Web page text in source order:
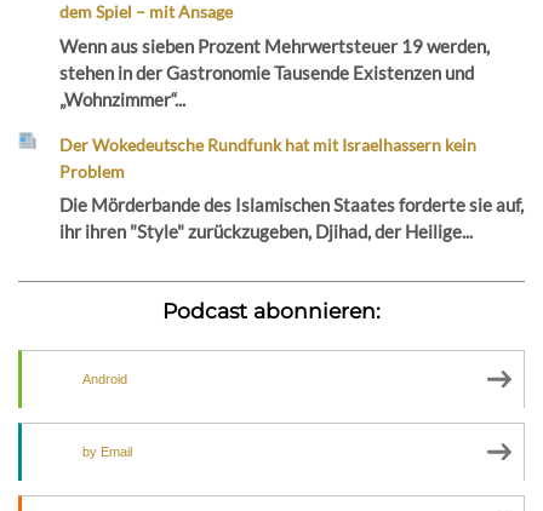
dem Spiel – mit Ansage
Wenn aus sieben Prozent Mehrwertsteuer 19 werden,
stehen in der Gastronomie Tausende Existenzen und
„Wohnzimmer“...
Der Wokedeutsche Rundfunk hat mit Israelhassern kein
Problem
Die Mörderbande des Islamischen Staates forderte sie auf,
ihr ihren "Style" zurückzugeben, Djihad, der Heilige...
Podcast abonnieren:
Android
by Email